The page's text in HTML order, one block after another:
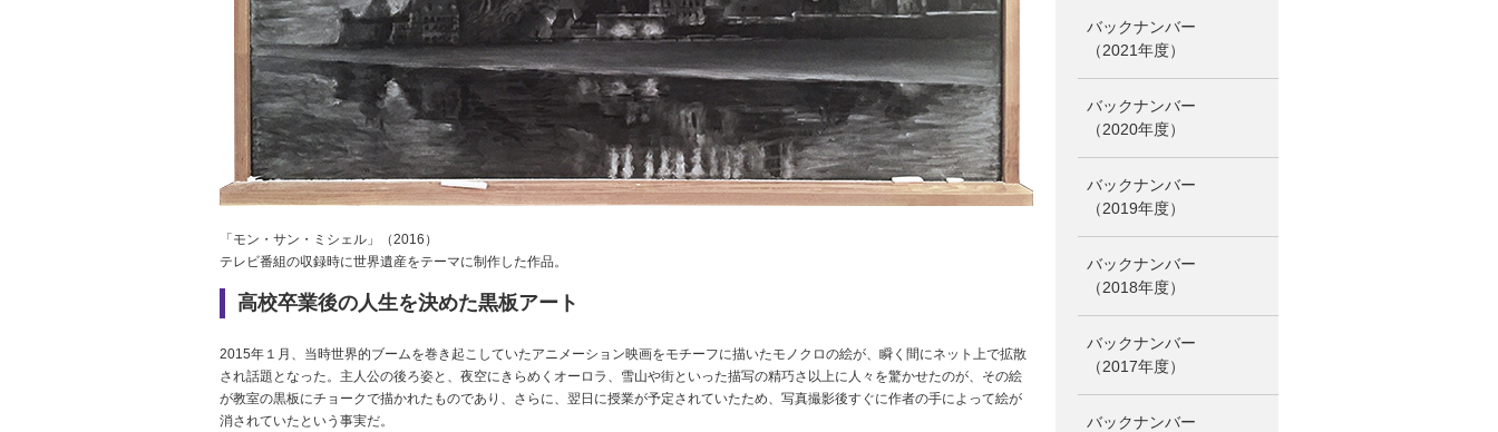
「モン・サン・ミシェル」（2016）
テレビ番組の収録時に世界遺産をテーマに制作した作品。
高校卒業後の人生を決めた黒板アート
2015年１月、当時世界的ブームを巻き起こしていたアニメーション映画をモチーフに描いたモノクロの絵が、瞬く間にネット上で拡散
され話題となった。主人公の後ろ姿と、夜空にきらめくオーロラ、雪山や街といった描写の精巧さ以上に人々を驚かせたのが、その絵
が教室の黒板にチョークで描かれたものであり、さらに、翌日に授業が予定されていたため、写真撮影後すぐに作者の手によって絵が
消されていたという事実だ。
バックナンバー
（2021年度）
バックナンバー
（2020年度）
バックナンバー
（2019年度）
バックナンバー
（2018年度）
バックナンバー
（2017年度）
バックナンバー